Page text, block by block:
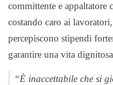
committente e appaltatore
costando caro ai
percepiscono stipendi
garantire una vita
“È inaccettabile che si